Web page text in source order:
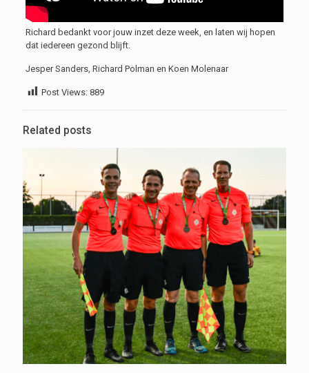
Richard bedankt voor jouw inzet deze week, en laten wij hopen
dat iedereen gezond blijft.
Jesper Sanders, Richard Polman en Koen Molenaar
Post Views: 889
Related posts